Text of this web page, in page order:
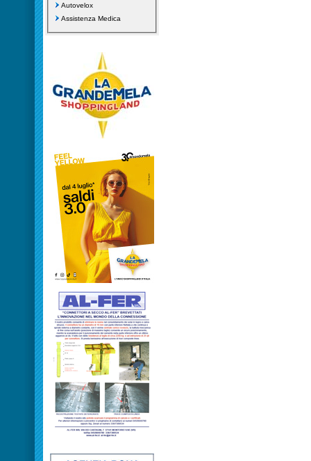
Autovelox
Assistenza Medica